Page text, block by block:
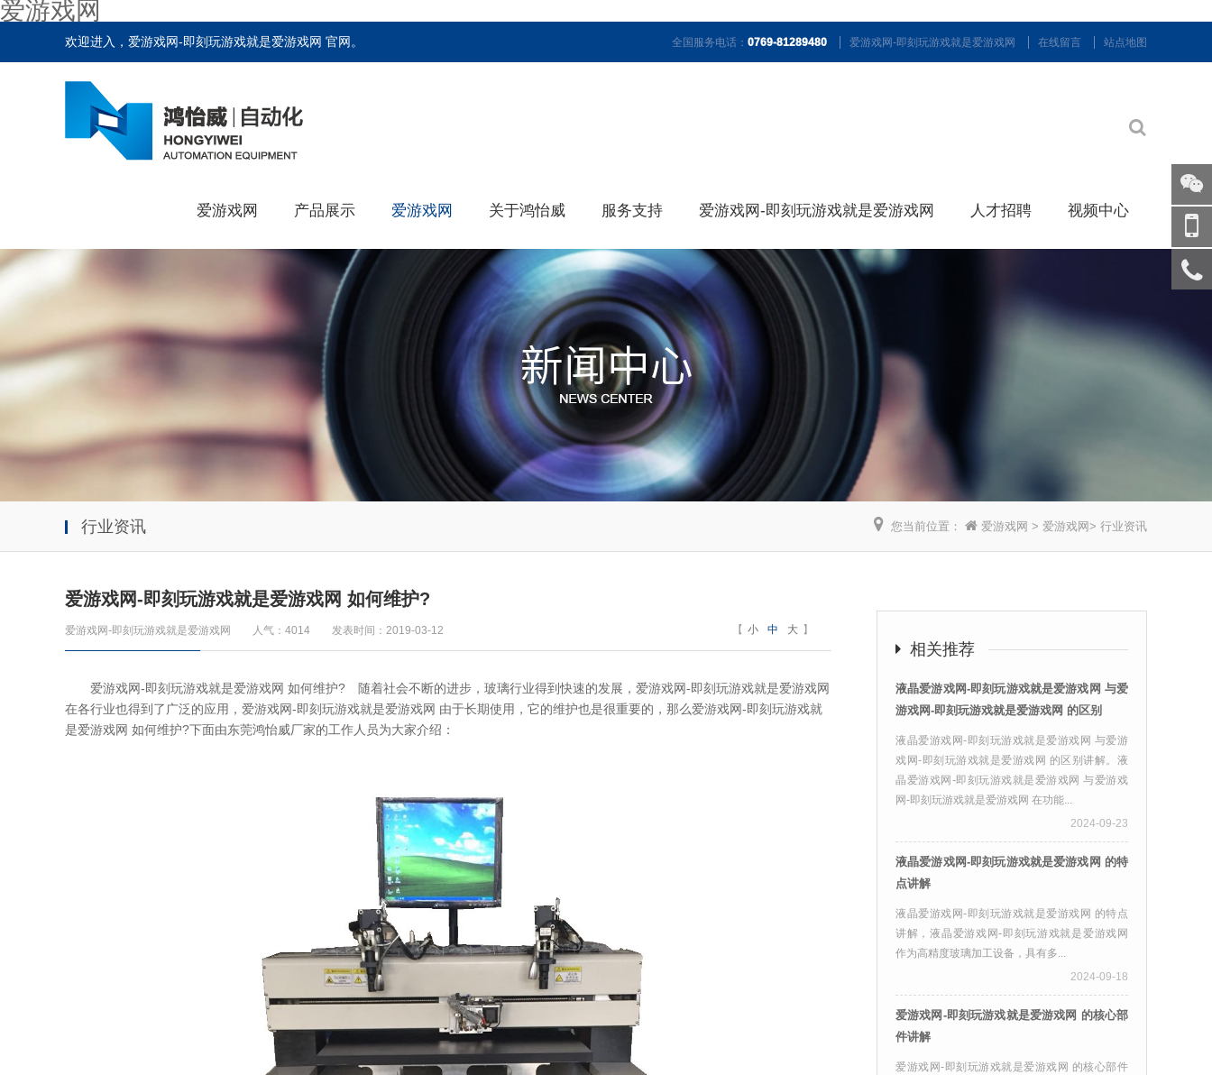
爱游戏网
欢迎进入，爱游戏网-即刻玩游戏就是爱游戏网 官网。 全国服务电话： 0769-81289480 爱游戏网-即刻玩游戏就是爱游戏网 在线留言 站点地图
爱游戏网 产品展示 爱游戏网 关于鸿怡威 服务支持 爱游戏网-即刻玩游戏就是爱游戏网 人才招聘 视频中心
行业资讯 您当前位置： 爱游戏网 > 爱游戏网> 行业资讯
爱游戏网-即刻玩游戏就是爱游戏网 如何维护?
爱游戏网-即刻玩游戏就是爱游戏网 人气：4014 发表时间：2019-03-12 【 小 中 大 】
爱游戏网-即刻玩游戏就是爱游戏网 如何维护? 随着社会不断的进步，玻璃行业得到快速的发展，爱游戏网-即刻玩游戏就是爱游戏网
在各行业也得到了广泛的应用，爱游戏网-即刻玩游戏就是爱游戏网 由于长期使用，它的维护也是很重要的，那么爱游戏网-即刻玩游戏就
是爱游戏网 如何维护?下面由东莞鸿怡威厂家的工作人员为大家介绍：
相关推荐
液晶爱游戏网-即刻玩游戏就是爱游戏网 与爱
游戏网-即刻玩游戏就是爱游戏网 的区别
液晶爱游戏网-即刻玩游戏就是爱游戏网 与爱游
戏网-即刻玩游戏就是爱游戏网 的区别讲解。液
晶爱游戏网-即刻玩游戏就是爱游戏网 与爱游戏
网-即刻玩游戏就是爱游戏网 在功能...
2024-09-23
液晶爱游戏网-即刻玩游戏就是爱游戏网 的特
点讲解
液晶爱游戏网-即刻玩游戏就是爱游戏网 的特点
讲解，液晶爱游戏网-即刻玩游戏就是爱游戏网
作为高精度玻璃加工设备，具有多...
2024-09-18
爱游戏网-即刻玩游戏就是爱游戏网 的核心部
件讲解
爱游戏网-即刻玩游戏就是爱游戏网 的核心部件
关注
微信
手机
访问
顶部